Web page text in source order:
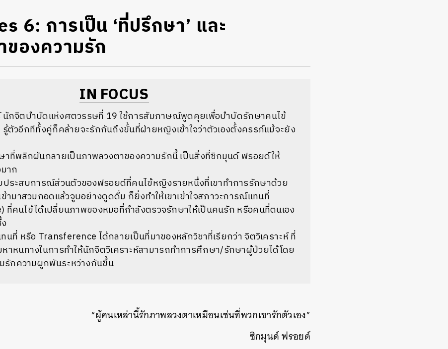
6: การเป็น ‘ที่ปรึกษา’ และ
องความรัก
IN FOCUS
ร์ นักจิตบำบัดแห่งศตวรรษที่ 19 ใช้การสัมภาษณ์พูดคุยเพื่อบำบัดรักษาคนไข้
รู้ตัวอีกทีทั้งคู่ก็คล้ายจะรักกันถึงขั้นที่ฝ่ายหญิงเข้าใจว่าตัวเองตั้งครรภ์แม้จะยัง
าที่พลิกผันกลายเป็นภาพลวงตาของความรักนี้ เป็นสิ่งที่ซิกมุนด์ ฟรอยด์ให้
าก
ประสบการณ์ส่วนตัวของฟรอยด์ที่คนไข้หญิงรายหนึ่งที่เขาทำการรักษาด้วย
ามาสวมกอดแล้วจูบอย่างดูดดื่ม ก็ยิ่งทำให้เขาเข้าใจสภาวะการณ์แทนที่
ที่คนไข้ได้เปลี่ยนภาพของหมอที่กำลังตรวจรักษาให้เป็นคนรัก หรือคนที่ตนเอง
ที่ หรือ Transference ได้กลายเป็นที่มาของหลักวิชาที่เรียกว่า จิตวิเคราะห์ ที่
าหนทางในการทำให้นักจิตวิเคราะห์สามารถทำการศึกษา/รักษาผู้ป่วยได้โดย
รักความผูกพันระหว่างกันขึ้น
“ผู้คนเหล่านี้รักภาพลวงตาเหมือนเช่นที่พวกเขารักตัวเอง”
ซิกมุนด์ ฟรอยด์